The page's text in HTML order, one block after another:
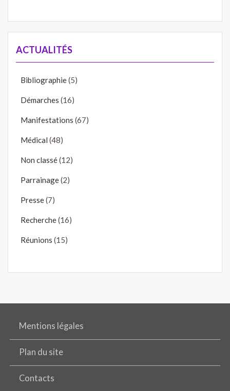
ACTUALITÉS
Bibliographie(5)
Démarches (16)
Manifestations (67)
Médical (48)
Non classé(12)
Parrainage(2)
Presse(7)
Recherche(16)
Réunions (15)
Mentions légales
Plan du site
Contacts